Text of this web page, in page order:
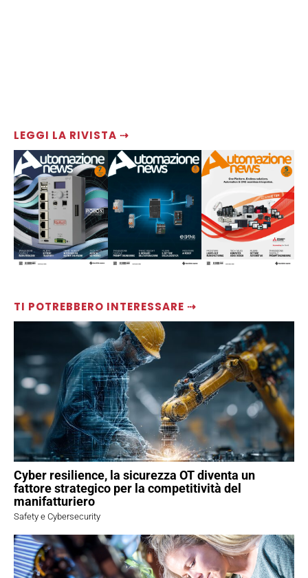
LEGGI LA RIVISTA ⇢
TI POTREBBERO INTERESSARE ⇢
Cyber resilience, la sicurezza OT diventa un
fattore strategico per la competitività del
manifatturiero
Safety e Cybersecurity